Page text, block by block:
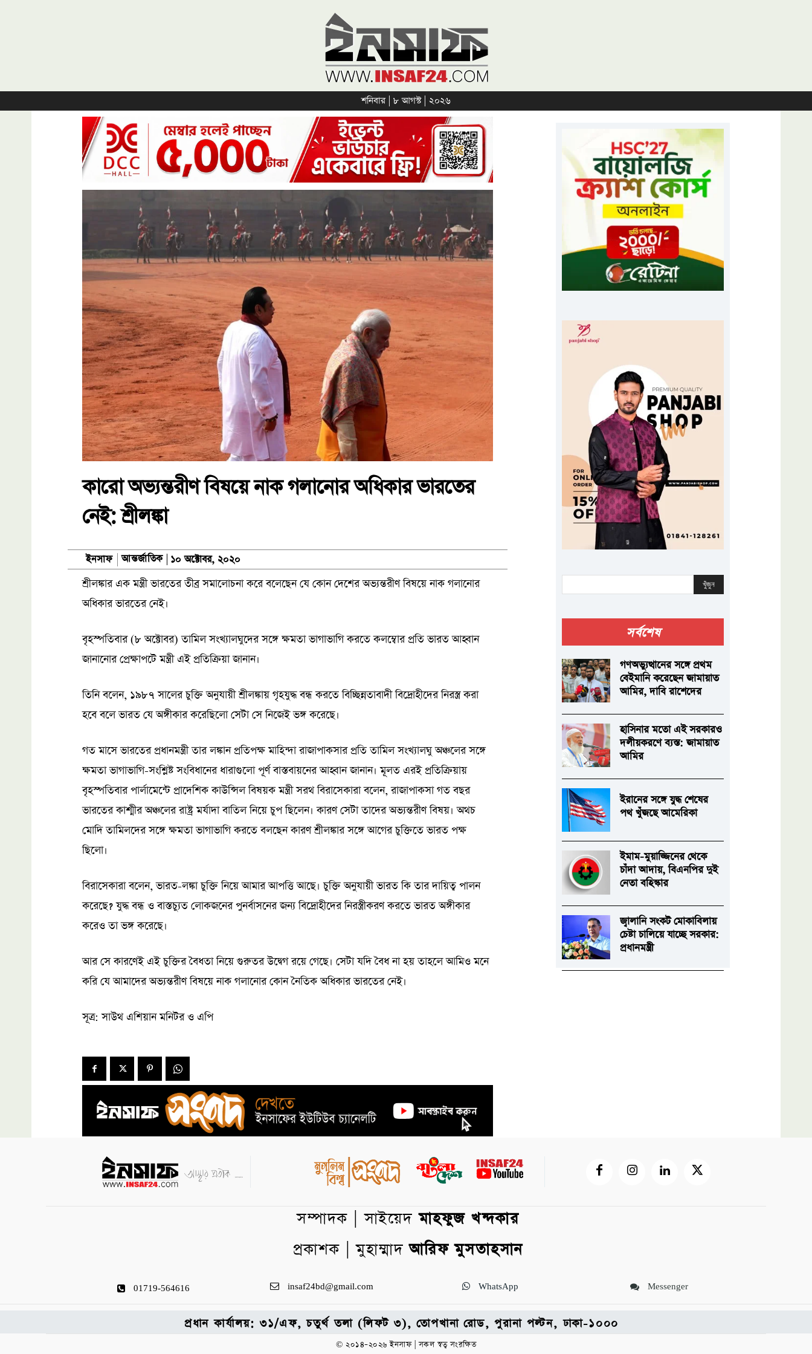
শনিবার | ৮ আগস্ট | ২০২৬
কারো অভ্যন্তরীণ বিষয়ে নাক গলানোর অধিকার ভারতের
নেই: শ্রীলঙ্কা
ইনসাফ আন্তর্জাতিক ১০ অক্টোবর, ২০২০
শ্রীলঙ্কার এক মন্ত্রী ভারতের তীব্র সমালোচনা করে বলেছেন যে কোন দেশের অভ্যন্তরীণ বিষয়ে নাক গলানোর
অধিকার ভারতের নেই।
বৃহস্পতিবার (৮ অক্টোবর) তামিল সংখ্যালঘুদের সঙ্গে ক্ষমতা ভাগাভাগি করতে কলম্বোর প্রতি ভারত আহ্বান
জানানোর প্রেক্ষাপটে মন্ত্রী এই প্রতিক্রিয়া জানান।
তিনি বলেন, ১৯৮৭ সালের চুক্তি অনুযায়ী শ্রীলঙ্কায় গৃহযুদ্ধ বন্ধ করতে বিচ্ছিন্নতাবাদী বিদ্রোহীদের নিরস্ত্র করা
হবে বলে ভারত যে অঙ্গীকার করেছিলো সেটা সে নিজেই ভঙ্গ করেছে।
গত মাসে ভারতের প্রধানমন্ত্রী তার লঙ্কান প্রতিপক্ষ মাহিন্দা রাজাপাকসার প্রতি তামিল সংখ্যালঘু অঞ্চলের সঙ্গে
ক্ষমতা ভাগাভাগি-সংশ্লিষ্ট সংবিধানের ধারাগুলো পূর্ণ বাস্তবায়নের আহ্বান জানান। মূলত এরই প্রতিক্রিয়ায়
বৃহস্পতিবার পার্লামেন্টে প্রাদেশিক কাউন্সিল বিষয়ক মন্ত্রী সরথ বিরাসেকারা বলেন, রাজাপাকসা গত বছর
ভারতের কাশ্মীর অঞ্চলের রাষ্ট্র মর্যাদা বাতিল নিয়ে চুপ ছিলেন। কারণ সেটা তাদের অভ্যন্তরীণ বিষয়। অথচ
মোদি তামিলদের সঙ্গে ক্ষমতা ভাগাভাগি করতে বলছেন কারণ শ্রীলঙ্কার সঙ্গে আগের চুক্তিতে ভারত পক্ষ
ছিলো।
বিরাসেকারা বলেন, ভারত-লঙ্কা চুক্তি নিয়ে আমার আপত্তি আছে। চুক্তি অনুযায়ী ভারত কি তার দায়িত্ব পালন
করেছে? যুদ্ধ বন্ধ ও বাস্তচ্যুত লোকজনের পুনর্বাসনের জন্য বিদ্রোহীদের নিরস্ত্রীকরণ করতে ভারত অঙ্গীকার
করেও তা ভঙ্গ করেছে।
আর সে কারণেই এই চুক্তির বৈধতা নিয়ে গুরুতর উদ্বেগ রয়ে গেছে। সেটা যদি বৈধ না হয় তাহলে আমিও মনে
করি যে আমাদের অভ্যন্তরীণ বিষয়ে নাক গলানোর কোন নৈতিক অধিকার ভারতের নেই।
সূত্র: সাউথ এশিয়ান মনিটর ও এপি
খুঁজুন
সর্বশেষ
গণঅভ্যুত্থানের সঙ্গে প্রথম
বেইমানি করেছেন জামায়াত
আমির, দাবি রাশেদের
হাসিনার মতো এই সরকারও
দলীয়করণে ব্যস্ত: জামায়াত
আমির
ইরানের সঙ্গে যুদ্ধ শেষের
পথ খুঁজছে আমেরিকা
ইমাম-মুয়াজ্জিনের থেকে
চাঁদা আদায়, বিএনপির দুই
নেতা বহিস্কার
জ্বালানি সংকট মোকাবিলায়
চেষ্টা চালিয়ে যাচ্ছে সরকার:
প্রধানমন্ত্রী
সম্পাদক | সাইয়েদমাহফুজ খন্দকার
প্রকাশক | মুহাম্মাদআরিফ মুসতাহসান
01719-564616 insaf24bd@gmail.com WhatsApp Messenger
প্রধান কার্যালয়: ৩১/এফ, চতুর্থ তলা (লিফট ৩), তোপখানা রোড, পুরানা পল্টন, ঢাকা-১০০০
© ২০১৪–২০২৬ ইনসাফ | সকল স্বত্ব সংরক্ষিত